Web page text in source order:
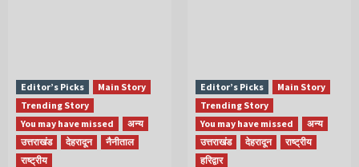
Editor’s Picks
Main Story
Trending Story
You may have missed
अन्य
उत्तराखंड
देहरादून
नैनीताल
राष्ट्रीय
Editor’s Picks
Main Story
Trending Story
You may have missed
अन्य
उत्तराखंड
देहरादून
राष्ट्रीय
हरिद्वार